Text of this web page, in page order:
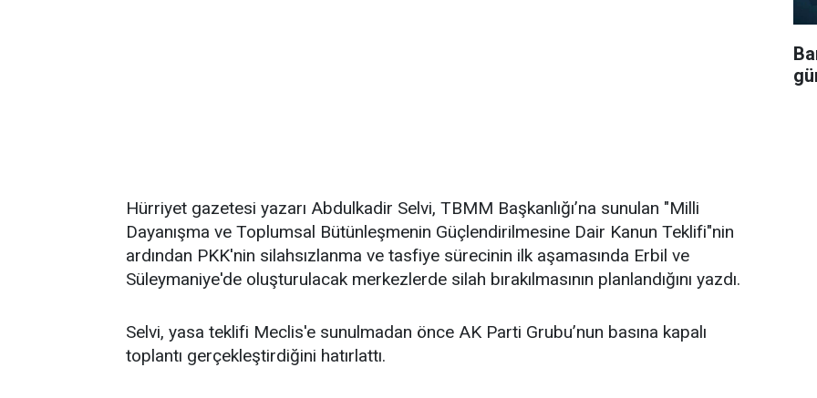
Hürriyet gazetesi yazarı Abdulkadir Selvi, TBMM Başkanlığı’na sunulan "Milli
Dayanışma ve Toplumsal Bütünleşmenin Güçlendirilmesine Dair Kanun Teklifi"nin
ardından PKK'nin silahsızlanma ve tasfiye sürecinin ilk aşamasında Erbil ve
Süleymaniye'de oluşturulacak merkezlerde silah bırakılmasının planlandığını yazdı.
Selvi, yasa teklifi Meclis'e sunulmadan önce AK Parti Grubu’nun basına kapalı
toplantı gerçekleştirdiğini hatırlattı.